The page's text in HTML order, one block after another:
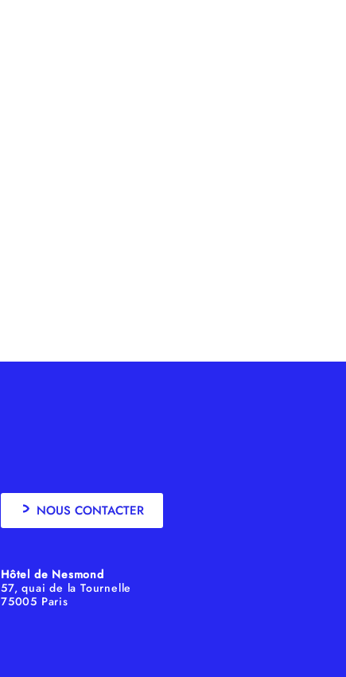
NOUS CONTACTER
Hôtel de Nesmond
57, quai de la Tournelle
75005 Paris